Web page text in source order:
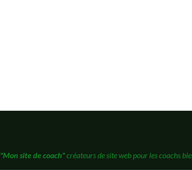
"Mon site de coach"créateurs de site web pour les coachs